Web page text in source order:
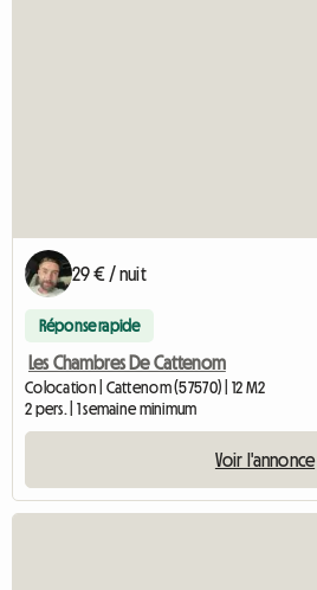
29 € / nuit
Réponse rapide
Les Chambres De Cattenom
Colocation | Cattenom (57570) | 12 M2
2 pers. | 1 semaine minimum
Voir l'annonce